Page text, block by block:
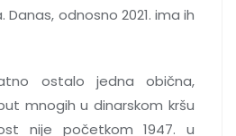
Danas, odnosno 2021. ima ih
ostalo jedna obična,
mnogih u dinarskom kršu
nije početkom 1947. u